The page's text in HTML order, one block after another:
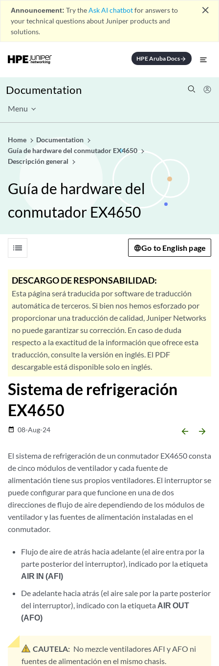
Announcement: Try theAsk AI chatbotfor answers to
your technical questions about Juniper products and
solutions.
close
HPE Aruba Docsarrow_forward
Documentation
Menu
Home
Documentation
Guía de hardware del conmutador EX4650
Descripción general
Guía de hardware del
conmutador EX4650
list Go to English page
DESCARGO DE RESPONSABILIDAD:
Esta página será traducida por software de traducción
automática de terceros. Si bien nos hemos esforzado por
proporcionar una traducción de calidad, Juniper Networks
no puede garantizar su corrección. En caso de duda
respecto a la exactitud de la información que ofrece esta
traducción, consulte la versión en inglés. El PDF
descargable está disponible solo en inglés.
Sistema de refrigeración
EX4650
date_range 08-Aug-24 arrow_backward arrow_forward
El sistema de refrigeración de un conmutador EX4650 consta
de cinco módulos de ventilador y cada fuente de
alimentación tiene sus propios ventiladores. El interruptor se
puede configurar para que funcione en una de dos
direcciones de flujo de aire dependiendo de los módulos de
ventilador y las fuentes de alimentación instaladas en el
conmutador.
Flujo de aire de atrás hacia adelante (el aire entra por la
parte posterior del interruptor), indicado por la etiqueta
AIR IN (AFI)
De adelante hacia atrás (el aire sale por la parte posterior
del interruptor), indicado con la etiqueta AIR OUT
(AFO)
CAUTELA: No mezcle ventiladores AFI y AFO ni
fuentes de alimentación en el mismo chasis.